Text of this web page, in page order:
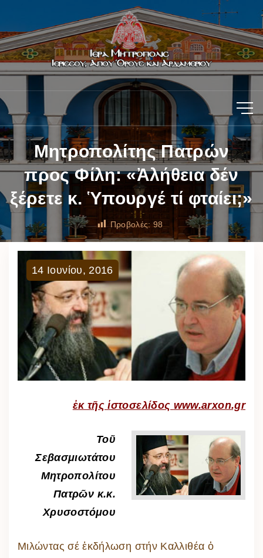
Μητροπολίτης Πατρών
προς Φίλη: «Ἀλήθεια δέν
ξέρετε κ. Ὑπουργέ τί φταίει;»
Προβολές: 98
14 Ιουνίου, 2016
ἐκ τῆς ἱστοσελίδος www.arxon.gr
Τοῦ
Σεβασμιωτάτου
Μητροπολίτου
Πατρῶν κ.κ.
Χρυσοστόμου
Μιλώντας σέ ἐκδήλωση στήν Καλλιθέα ὁ